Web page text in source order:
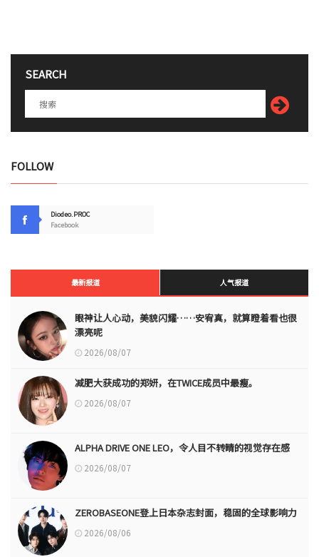
SEARCH
FOLLOW
Diodeo.PROC
Facebook
最新报道 人气报道
眼神让人心动，美貌闪耀……安宥真，就算瞪着看也很
漂亮呢
2026/08/07
减肥大获成功的郑妍，在TWICE成员中最瘦。
2026/08/07
ALPHA DRIVE ONE LEO，令人目不转睛的视觉存在感
2026/08/07
ZEROBASEONE登上日本杂志封面，稳固的全球影响力
2026/08/06